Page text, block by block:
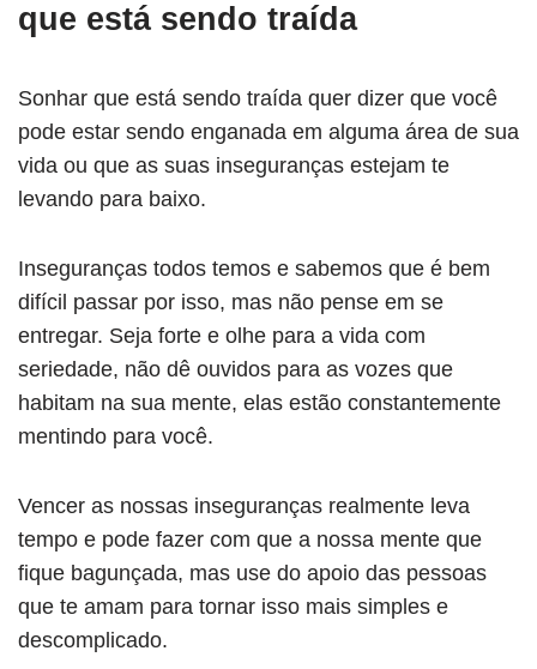
que está sendo traída
Sonhar que está sendo traída quer dizer que você
pode estar sendo enganada em alguma área de sua
vida ou que as suas inseguranças estejam te
levando para baixo.
Inseguranças todos temos e sabemos que é bem
difícil passar por isso, mas não pense em se
entregar. Seja forte e olhe para a vida com
seriedade, não dê ouvidos para as vozes que
habitam na sua mente, elas estão constantemente
mentindo para você.
Vencer as nossas inseguranças realmente leva
tempo e pode fazer com que a nossa mente que
fique bagunçada, mas use do apoio das pessoas
que te amam para tornar isso mais simples e
descomplicado.